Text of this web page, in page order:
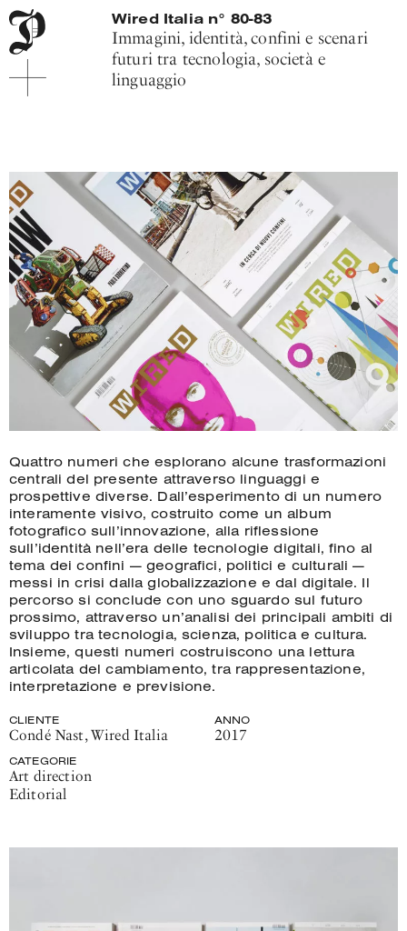
Menu
di
navigazione
principale
Contenuto
principale
Pitis
Associati
Wired Italia n° 80-83
Immagini, identità, confini e scenari
futuri tra tecnologia, società e
linguaggio
Introduzione
al
progetto
Quattro numeri che esplorano alcune trasformazioni
centrali del presente attraverso linguaggi e
prospettive diverse. Dall’esperimento di un numero
interamente visivo, costruito come un album
fotografico sull’innovazione, alla riflessione
sull’identità nell’era delle tecnologie digitali, fino al
tema dei confini — geografici, politici e culturali —
messi in crisi dalla globalizzazione e dal digitale. Il
percorso si conclude con uno sguardo sul futuro
prossimo, attraverso un’analisi dei principali ambiti di
sviluppo tra tecnologia, scienza, politica e cultura.
Insieme, questi numeri costruiscono una lettura
articolata del cambiamento, tra rappresentazione,
interpretazione e previsione.
CLIENTE
Condé Nast,Wired Italia
CATEGORIE
Art direction
Editorial
ANNO
2017